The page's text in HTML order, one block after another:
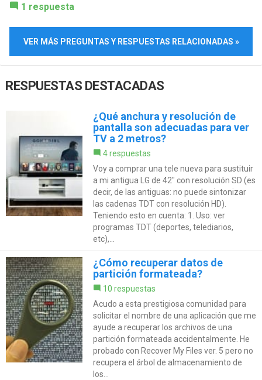
1 respuesta
VER MÁS PREGUNTAS Y RESPUESTAS RELACIONADAS »
RESPUESTAS DESTACADAS
¿Qué anchura y resolución de
pantalla son adecuadas para ver
TV a 2 metros?
4 respuestas
Voy a comprar una tele nueva para sustituir
a mi antigua LG de 42" con resolución SD (es
decir, de las antiguas: no puede sintonizar
las cadenas TDT con resolución HD).
Teniendo esto en cuenta: 1. Uso: ver
programas TDT (deportes, telediarios,
etc),...
¿Cómo recuperar datos de
partición formateada?
10 respuestas
Acudo a esta prestigiosa comunidad para
solicitar el nombre de una aplicación que me
ayude a recuperar los archivos de una
partición formateada accidentalmente. He
probado con Recover My Files ver. 5 pero no
recupera el árbol de almacenamiento de
los...